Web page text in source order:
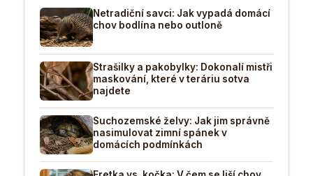
Netradiční savci: Jak vypadá domácí
chov bodlína nebo outloně
Strašilky a pakobylky: Dokonalí mistři
maskování, které v teráriu sotva
najdete
Suchozemské želvy: Jak jim správně
nasimulovat zimní spánek v
domácích podmínkách